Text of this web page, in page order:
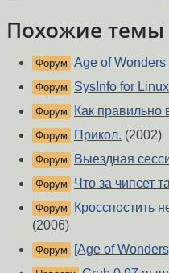
Похожие темы
Форум Age of Wonders
Форум SysInfo for Linux
Форум Как правильно
Форум Прикол. (2002)
Форум Выездная
Форум Что за чипсет
Форум
Кросспостить
(2006)
Форум [Age of